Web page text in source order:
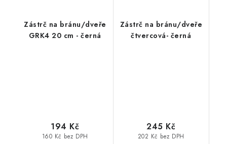
Zástrč na bránu/dveře
GRK4 20 cm - černá
160 Kč bez DPH
194 Kč
Zástrč na bránu/dveře
čtvercová- černá
202 Kč bez DPH
245 Kč